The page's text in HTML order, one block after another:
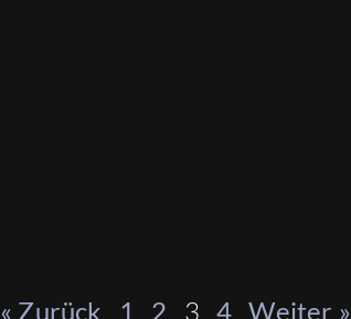
« Zurück 1 2 3 4 Weiter »